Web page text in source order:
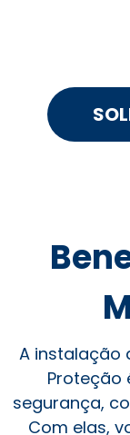
A instalação
Proteção
segurança,
Com elas,